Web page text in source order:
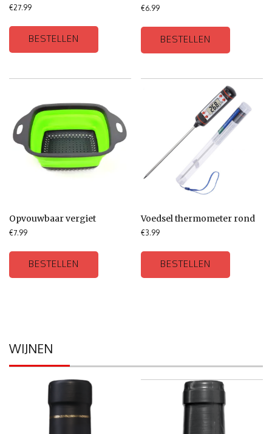
€27.99
BESTELLEN
€6.99
BESTELLEN
Opvouwbaar vergiet
€7.99
BESTELLEN
Voedsel thermometer rond
€3.99
BESTELLEN
WIJNEN